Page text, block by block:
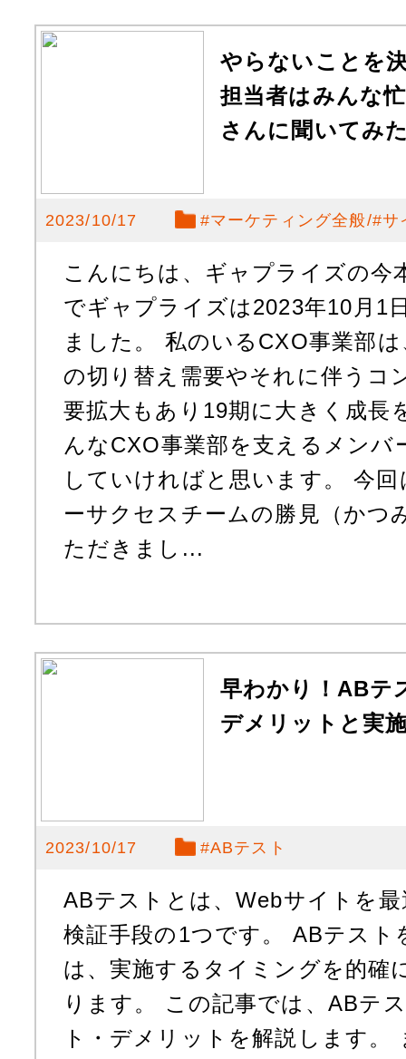
やらないことを
担当者はみんな
さんに聞いてみ
2023/10/17 #マーケティング全般 #サ
こんにちは、ギャプライズの今
でギャプライズは2023年10月1
ました。 私のいるCXO事業部
の切り替え需要やそれに伴うコ
要拡大もあり19期に大きく成長
んなCXO事業部を支えるメンバ
していければと思います。 今
ーサクセスチームの勝見（かつ
ただきまし...
早わかり！ABテ
デメリットと実
2023/10/17 #ABテスト
ABテストとは、Webサイトを
検証手段の1つです。 ABテスト
は、実施するタイミングを的確
ります。 この記事では、ABテ
ト・デメリットを解説します。